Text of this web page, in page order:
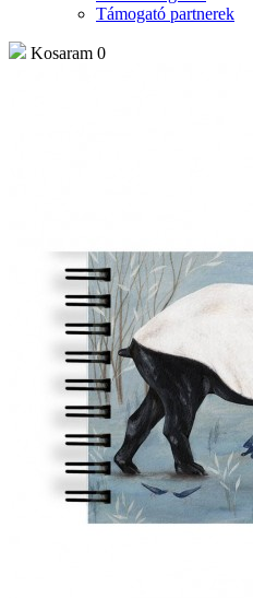
Támogató partnerek
Kosaram 0